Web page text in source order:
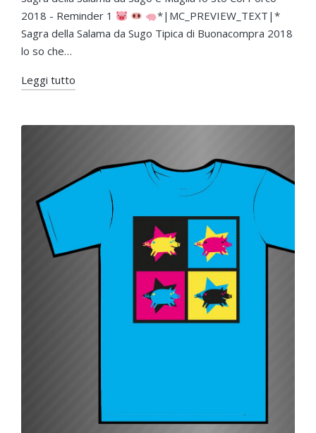
2018 - Reminder 1
*|MC_PREVIEW_TEXT|*
Sagra della Salama da Sugo Tipica di Buonacompra 2018
lo so che…
Leggi tutto